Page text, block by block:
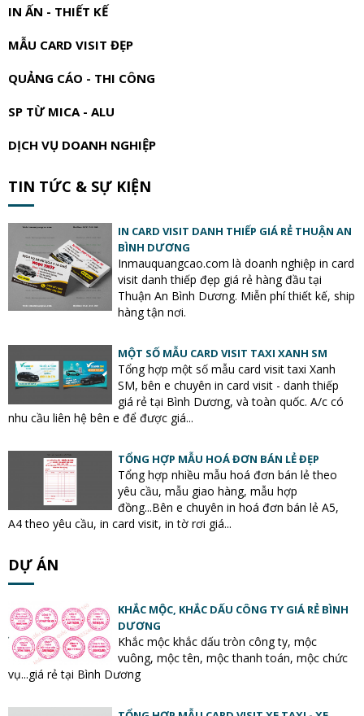
IN ẤN - THIẾT KẾ
MẪU CARD VISIT ĐẸP
QUẢNG CÁO - THI CÔNG
SP TỪ MICA - ALU
DỊCH VỤ DOANH NGHIỆP
TIN TỨC & SỰ KIỆN
IN CARD VISIT DANH THIẾP GIÁ RẺ THUẬN AN
BÌNH DƯƠNG
Inmauquangcao.com là doanh nghiệp in card
visit danh thiếp đẹp giá rẻ hàng đầu tại
Thuận An Bình Dương. Miễn phí thiết kế, ship
hàng tận nơi.
MỘT SỐ MẪU CARD VISIT TAXI XANH SM
Tổng hợp một số mẫu card visit taxi Xanh
SM, bên e chuyên in card visit - danh thiếp
giá rẻ tại Bình Dương, và toàn quốc. A/c có
nhu cầu liên hệ bên e để được giá...
TỔNG HỢP MẪU HOÁ ĐƠN BÁN LẺ ĐẸP
Tổng hợp nhiều mẫu hoá đơn bán lẻ theo
yêu cầu, mẫu giao hàng, mẫu hợp
đồng...Bên e chuyên in hoá đơn bán lẻ A5,
A4 theo yêu cầu, in card visit, in tờ rơi giá...
DỰ ÁN
KHẮC MỘC, KHẮC DẤU CÔNG TY GIÁ RẺ BÌNH
DƯƠNG
Khắc mộc khắc dấu tròn công ty, mộc
vuông, mộc tên, mộc thanh toán, mộc chức
vụ...giá rẻ tại Bình Dương